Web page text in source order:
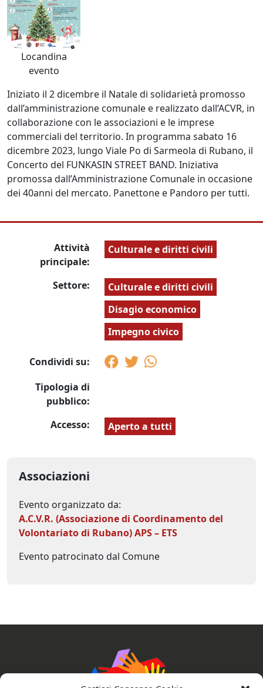
Locandina
evento
Iniziato il 2 dicembre il Natale di solidarietà promosso
dall’amministrazione comunale e realizzato dall’ACVR, in
collaborazione con le associazioni e le imprese
commerciali del territorio. In programma sabato 16
dicembre 2023, lungo Viale Po di Sarmeola di Rubano, il
Concerto del FUNKASIN STREET BAND. Iniziativa
promossa dall’Amministrazione Comunale in occasione
dei 40anni del mercato. Panettone e Pandoro per tutti.
Attività
principale:
Culturale e diritti civili
Settore:
Culturale e diritti civili
Disagio economico
Impegno civico
Condividi su:
Tipologia di
pubblico:
Accesso:
Aperto a tutti
Associazioni
Evento organizzato da:
A.C.V.R. (Associazione di Coordinamento del
Volontariato di Rubano) APS – ETS
Evento patrocinato dal Comune